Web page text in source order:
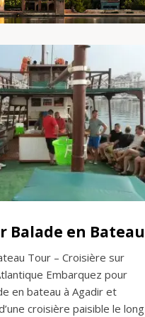
Balade en Bateau
Tour – Croisière sur
Embarquez pour
en bateau à Agadir et
croisière paisible le long